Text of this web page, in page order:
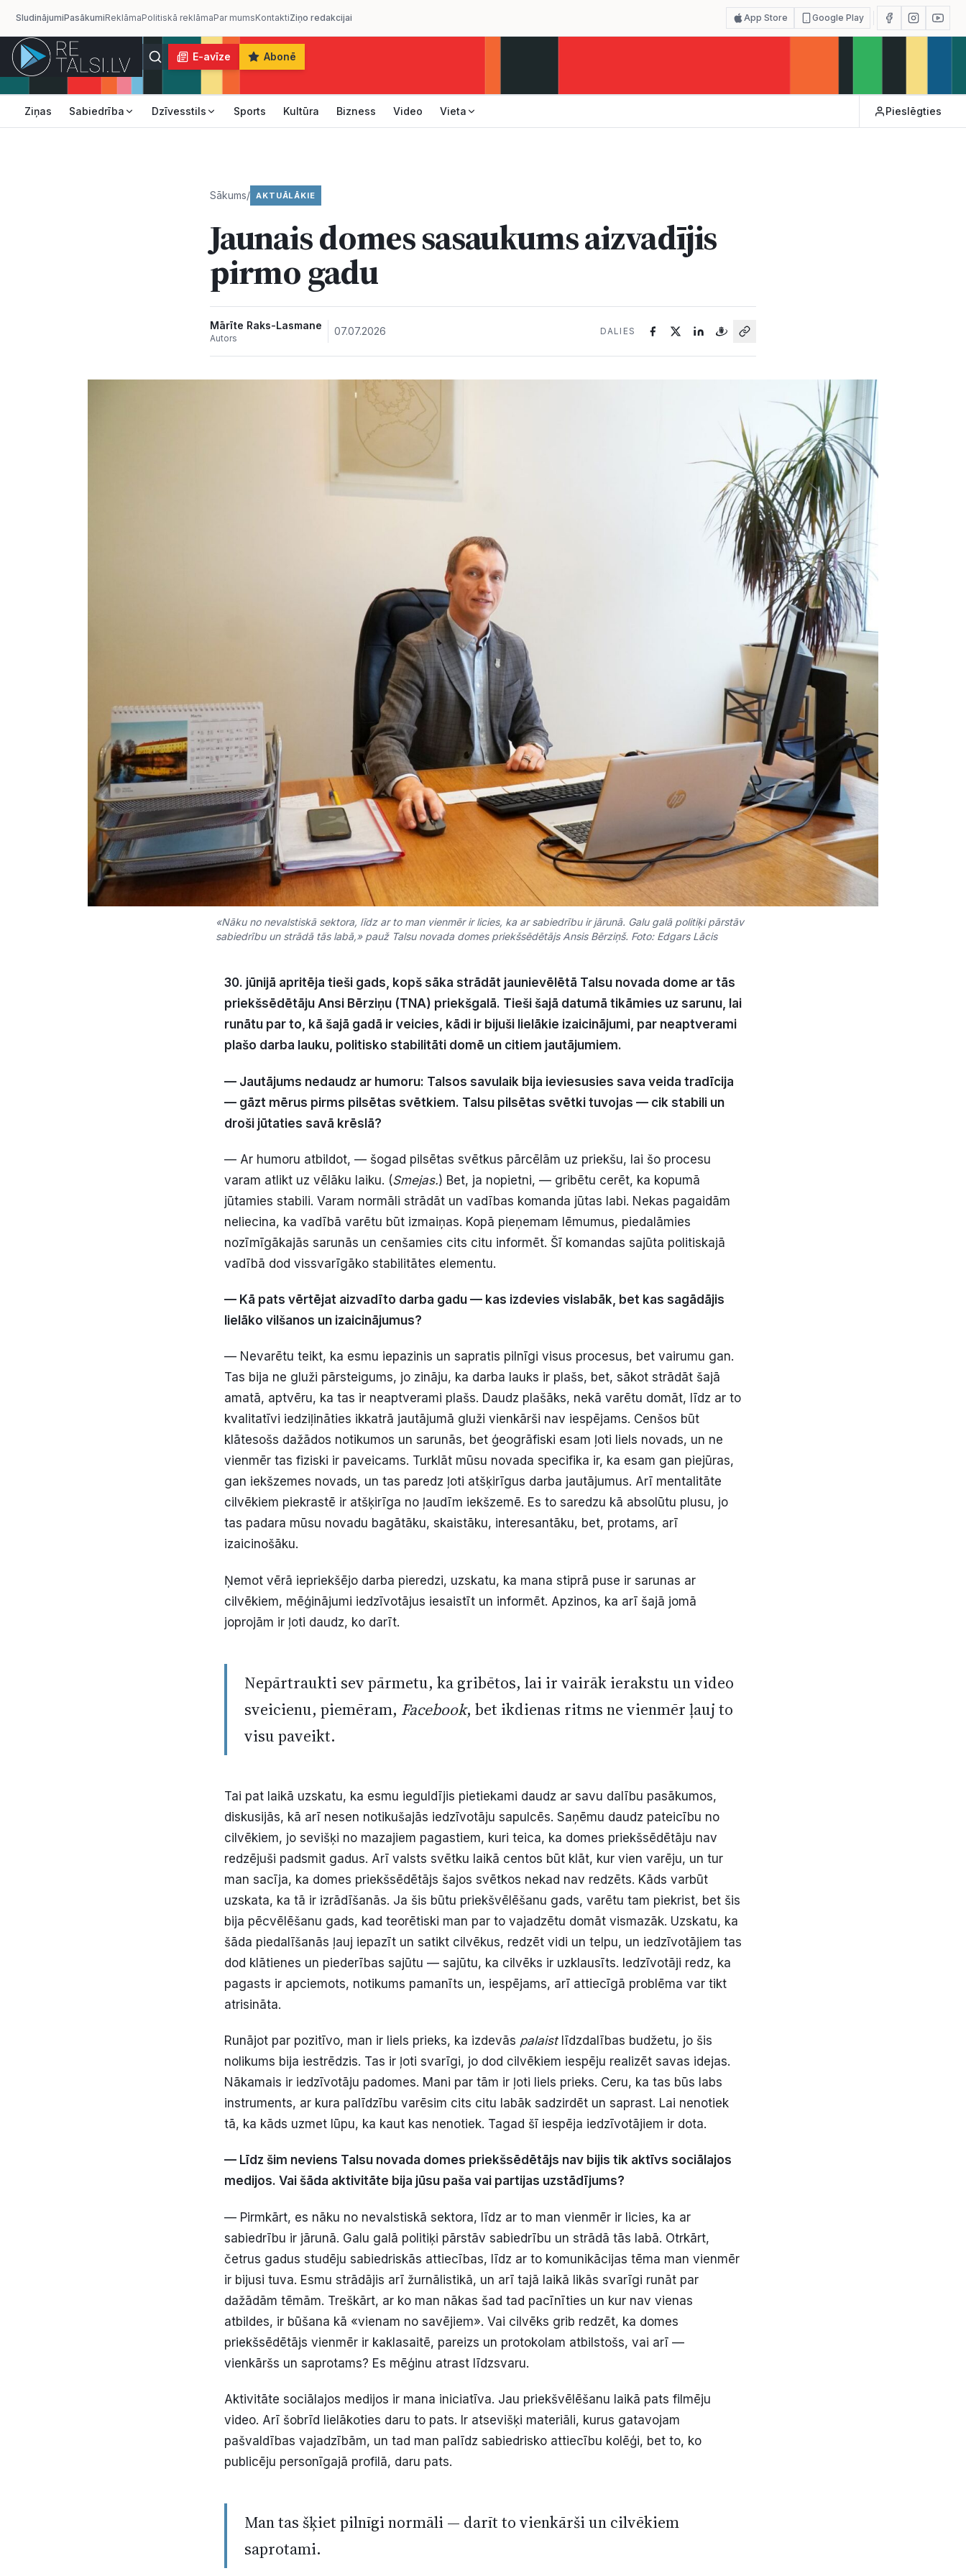
SludinājumiPasākumiReklāmaPolitiskā reklāmaPar mumsKontaktiZiņo redakcijai App Store Google Play
E-avīze Abonē
Ziņas Sabiedrība Dzīvesstils Sports Kultūra Bizness Video Vieta Pieslēgties
Sākums/ AKTUĀLĀKIE
Jaunais domes sasaukums aizvadījis
pirmo gadu
Mārīte Raks-Lasmane
Autors
07.07.2026 DALIES
«Nāku no nevalstiskā sektora, līdz ar to man vienmēr ir licies, ka ar sabiedrību ir jārunā. Galu galā politiķi pārstāv
sabiedrību un strādā tās labā,» pauž Talsu novada domes priekšsēdētājs Ansis Bērziņš. Foto: Edgars Lācis
30. jūnijā apritēja tieši gads, kopš sāka strādāt jaunievēlētā Talsu novada dome ar tās
priekšsēdētāju Ansi Bērziņu (TNA) priekšgalā. Tieši šajā datumā tikāmies uz sarunu, lai
runātu par to, kā šajā gadā ir veicies, kādi ir bijuši lielākie izaicinājumi, par neaptverami
plašo darba lauku, politisko stabilitāti domē un citiem jautājumiem.
— Jautājums nedaudz ar humoru: Talsos savulaik bija ieviesusies sava veida tradīcija
— gāzt mērus pirms pilsētas svētkiem. Talsu pilsētas svētki tuvojas — cik stabili un
droši jūtaties savā krēslā?
— Ar humoru atbildot, — šogad pilsētas svētkus pārcēlām uz priekšu, lai šo procesu
varam atlikt uz vēlāku laiku. (Smejas.) Bet, ja nopietni, — gribētu cerēt, ka kopumā
jūtamies stabili. Varam normāli strādāt un vadības komanda jūtas labi. Nekas pagaidām
neliecina, ka vadībā varētu būt izmaiņas. Kopā pieņemam lēmumus, piedalāmies
nozīmīgākajās sarunās un cenšamies cits citu informēt. Šī komandas sajūta politiskajā
vadībā dod vissvarīgāko stabilitātes elementu.
— Kā pats vērtējat aizvadīto darba gadu — kas izdevies vislabāk, bet kas sagādājis
lielāko vilšanos un izaicinājumus?
— Nevarētu teikt, ka esmu iepazinis un sapratis pilnīgi visus procesus, bet vairumu gan.
Tas bija ne gluži pārsteigums, jo zināju, ka darba lauks ir plašs, bet, sākot strādāt šajā
amatā, aptvēru, ka tas ir neaptverami plašs. Daudz plašāks, nekā varētu domāt, līdz ar to
kvalitatīvi iedziļināties ikkatrā jautājumā gluži vienkārši nav iespējams. Cenšos būt
klātesošs dažādos notikumos un sarunās, bet ģeogrāfiski esam ļoti liels novads, un ne
vienmēr tas fiziski ir paveicams. Turklāt mūsu novada specifika ir, ka esam gan piejūras,
gan iekšzemes novads, un tas paredz ļoti atšķirīgus darba jautājumus. Arī mentalitāte
cilvēkiem piekrastē ir atšķirīga no ļaudīm iekšzemē. Es to saredzu kā absolūtu plusu, jo
tas padara mūsu novadu bagātāku, skaistāku, interesantāku, bet, protams, arī
izaicinošāku.
Ņemot vērā iepriekšējo darba pieredzi, uzskatu, ka mana stiprā puse ir sarunas ar
cilvēkiem, mēģinājumi iedzīvotājus iesaistīt un informēt. Apzinos, ka arī šajā jomā
joprojām ir ļoti daudz, ko darīt.
Nepārtraukti sev pārmetu, ka gribētos, lai ir vairāk ierakstu un video
sveicienu, piemēram, Facebook, bet ikdienas ritms ne vienmēr ļauj to
visu paveikt.
Tai pat laikā uzskatu, ka esmu ieguldījis pietiekami daudz ar savu dalību pasākumos,
diskusijās, kā arī nesen notikušajās iedzīvotāju sapulcēs. Saņēmu daudz pateicību no
cilvēkiem, jo sevišķi no mazajiem pagastiem, kuri teica, ka domes priekšsēdētāju nav
redzējuši padsmit gadus. Arī valsts svētku laikā centos būt klāt, kur vien varēju, un tur
man sacīja, ka domes priekšsēdētājs šajos svētkos nekad nav redzēts. Kāds varbūt
uzskata, ka tā ir izrādīšanās. Ja šis būtu priekšvēlēšanu gads, varētu tam piekrist, bet šis
bija pēcvēlēšanu gads, kad teorētiski man par to vajadzētu domāt vismazāk. Uzskatu, ka
šāda piedalīšanās ļauj iepazīt un satikt cilvēkus, redzēt vidi un telpu, un iedzīvotājiem tas
dod klātienes un piederības sajūtu — sajūtu, ka cilvēks ir uzklausīts. Iedzīvotāji redz, ka
pagasts ir apciemots, notikums pamanīts un, iespējams, arī attiecīgā problēma var tikt
atrisināta.
Runājot par pozitīvo, man ir liels prieks, ka izdevās palaistlīdzdalības budžetu, jo šis
nolikums bija iestrēdzis. Tas ir ļoti svarīgi, jo dod cilvēkiem iespēju realizēt savas idejas.
Nākamais ir iedzīvotāju padomes. Mani par tām ir ļoti liels prieks. Ceru, ka tas būs labs
instruments, ar kura palīdzību varēsim cits citu labāk sadzirdēt un saprast. Lai nenotiek
tā, ka kāds uzmet lūpu, ka kaut kas nenotiek. Tagad šī iespēja iedzīvotājiem ir dota.
— Līdz šim neviens Talsu novada domes priekšsēdētājs nav bijis tik aktīvs sociālajos
medijos. Vai šāda aktivitāte bija jūsu paša vai partijas uzstādījums?
— Pirmkārt, es nāku no nevalstiskā sektora, līdz ar to man vienmēr ir licies, ka ar
sabiedrību ir jārunā. Galu galā politiķi pārstāv sabiedrību un strādā tās labā. Otrkārt,
četrus gadus studēju sabiedriskās attiecības, līdz ar to komunikācijas tēma man vienmēr
ir bijusi tuva. Esmu strādājis arī žurnālistikā, un arī tajā laikā likās svarīgi runāt par
dažādām tēmām. Treškārt, ar ko man nākas šad tad pacīnīties un kur nav vienas
atbildes, ir būšana kā «vienam no savējiem». Vai cilvēks grib redzēt, ka domes
priekšsēdētājs vienmēr ir kaklasaitē, pareizs un protokolam atbilstošs, vai arī —
vienkāršs un saprotams? Es mēģinu atrast līdzsvaru.
Aktivitāte sociālajos medijos ir mana iniciatīva. Jau priekšvēlēšanu laikā pats filmēju
video. Arī šobrīd lielākoties daru to pats. Ir atsevišķi materiāli, kurus gatavojam
pašvaldības vajadzībām, un tad man palīdz sabiedrisko attiecību kolēģi, bet to, ko
publicēju personīgajā profilā, daru pats.
Man tas šķiet pilnīgi normāli — darīt to vienkārši un cilvēkiem
saprotami.